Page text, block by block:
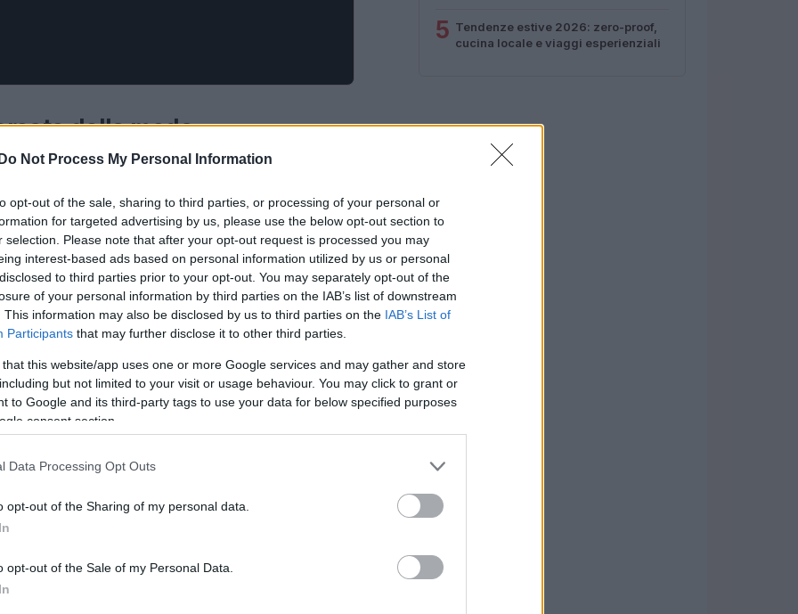
Do Not Process My Personal Information
opt-out of the sale, sharing to third parties, or processing of your personal or
for targeted advertising by us, please use the below opt-out section to
selection. Please note that after your opt-out request is processed you may
interest-based ads based on personal information utilized by us or personal
to third parties prior to your opt-out. You may separately opt-out of the
of your personal information by third parties on the IAB’s list of downstream
This information may also be disclosed by us to third parties on the IAB’s List of
Participants that may further disclose it to other third parties.
that this website/app uses one or more Google services and may gather and store
but not limited to your visit or usage behaviour. You may click to grant or
to Google and its third-party tags to use your data for below specified purposes
consent section.
Data Processing Opt Outs
opt-out of the Sharing of my personal data.
opt-out of the Sale of my Personal Data.
della moda
familiare nel panorama della moda,
e allo stesso tempo di essere alla
di abbigliamento usato ha saputo attrarre
alle mamme in cerca di affari per i propri
gamma di articoli, Vinted ha reso il
desiderabile.
5 Tendenze estive 2026: zero-proof,
cucina locale e viaggi esperienziali